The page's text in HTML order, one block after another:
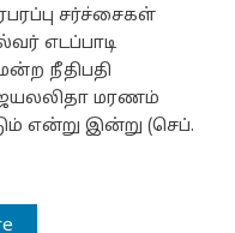
சர்ச்சைகள்
எடப்பாடி
நீதிபதி
மரணம்
என்று இன்று (செப்.